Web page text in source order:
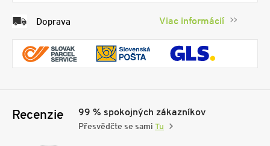
Doprava Viac informácií
Recenzie 99 % spokojných zákazníkov
Přesvědčte se sami Tu